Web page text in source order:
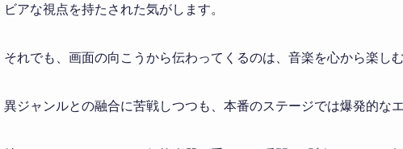
ビアな視点を持たされた気がします。
それでも、画面の向こうから伝わってくるのは、音楽を心から楽し
異ジャンルとの融合に苦戦しつつも、本番のステージでは爆発的な